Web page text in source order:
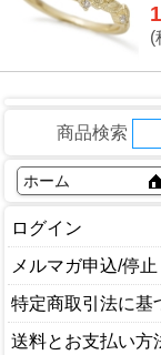
(
商品検索
ホーム
ログイン
メルマガ申込/停止
特定商取引法に基
送料とお支払い方